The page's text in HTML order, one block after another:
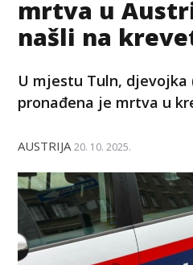
mrtva u
našli na
U mjestu Tuln, djevojka
pronađena je mrtva u
AUSTRIJA 20. 10. 2025.